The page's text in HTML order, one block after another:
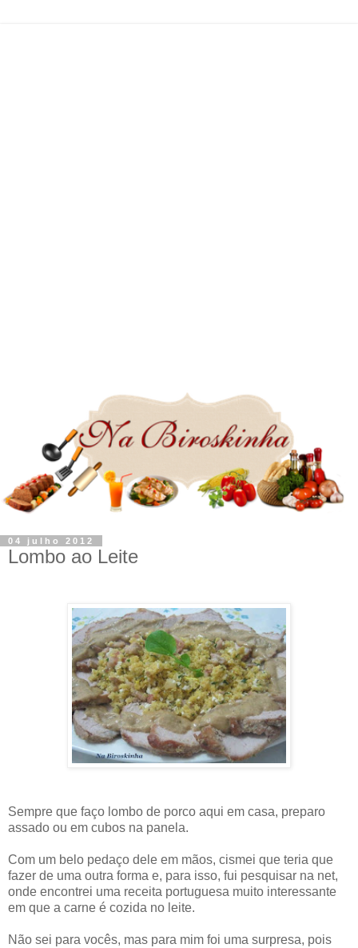
04 julho 2012
Lombo ao Leite
Sempre que faço lombo de porco aqui em casa, preparo
assado ou em cubos na panela.
Com um belo pedaço dele em mãos, cismei que teria que
fazer de uma outra forma e, para isso, fui pesquisar na net,
onde encontrei uma receita portuguesa muito interessante
em que a carne é cozida no leite.
Não sei para vocês, mas para mim foi uma surpresa, pois